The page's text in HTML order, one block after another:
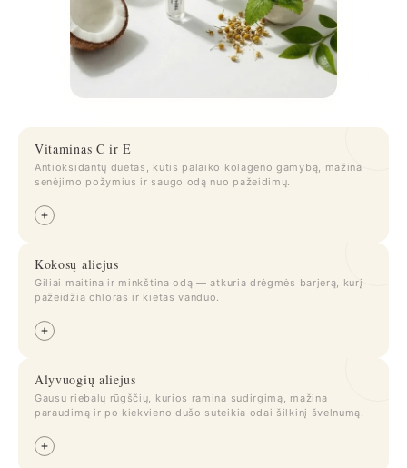
Vitaminas C ir E
Antioksidantų duetas, kutis palaiko kolageno gamybą, mažina
senėjimo požymius ir saugo odą nuo pažeidimų.
Kokosų aliejus
Giliai maitina ir minkština odą — atkuria drėgmės barjerą, kurį
pažeidžia chloras ir kietas vanduo.
Alyvuogių aliejus
Gausu riebalų rūgščių, kurios ramina sudirgimą, mažina
paraudimą ir po kiekvieno dušo suteikia odai šilkinį švelnumą.